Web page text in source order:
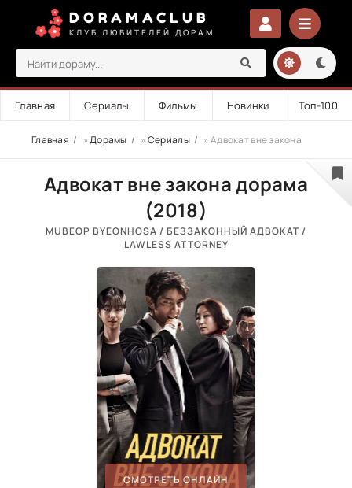
DORAMACLUB
КЛУБ ЛЮБИТЕЛЕЙ ДОРАМ
Главная Сериалы Фильмы Новинки Топ-100
Главная »Дорамы » Сериалы » Адвокат вне закона
Адвокат вне закона дорама
(2018)
MUBEOP BYEONHOSA / БЕЗЗАКОННЫЙ АДВОКАТ /
LAWLESS ATTORNEY
СМОТРЕТЬ ОНЛАЙН